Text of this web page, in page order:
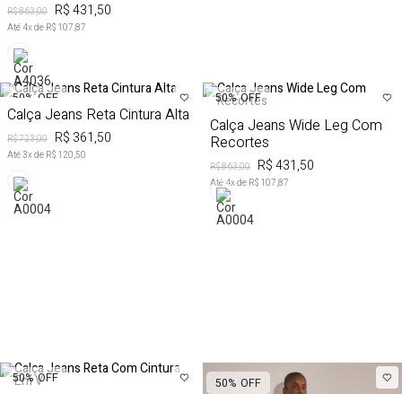
R$ 863,00 R$ 431,50
Até4x de R$ 107,87
50% OFF
Calça Jeans Reta Cintura Alta
R$ 723,00 R$ 361,50
Até3x de R$ 120,50
50% OFF
Calça Jeans Wide Leg Com
Recortes
R$ 863,00 R$ 431,50
Até4x de R$ 107,87
50% OFF 50% OFF